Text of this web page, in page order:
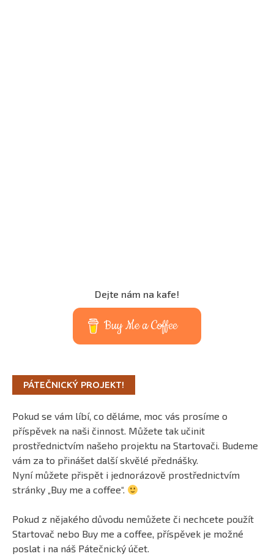
Dejte nám na kafe!
Buy Me a Coffee
PÁTEČNICKÝ PROJEKT!
Pokud se vám líbí, co děláme, moc vás prosíme o
příspěvek na naši činnost. Můžete tak učinit
prostřednictvím našeho projektu na Startovači. Budeme
vám za to přinášet další skvělé přednášky.
Nyní můžete přispět i jednorázově prostřednictvím
stránky „Buy me a coffee“.
Pokud z nějakého důvodu nemůžete či nechcete použít
Startovač nebo Buy me a coffee, příspěvek je možné
poslat i na náš Pátečnický účet.